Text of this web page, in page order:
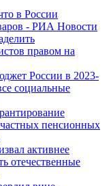
в России
- РИА Новости
правом на
России в 2023-
социальные
пенсионных
активнее
отечественные